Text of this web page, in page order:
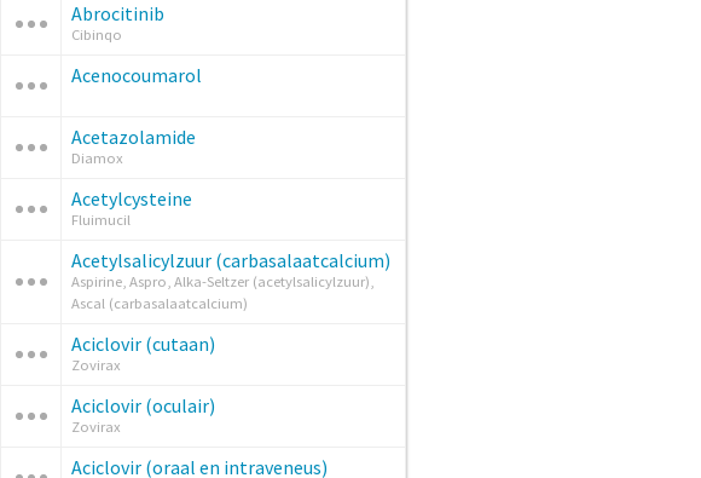
Abrocitinib
Cibinqo
Acenocoumarol
Acetazolamide
Diamox
Acetylcysteine
Fluimucil
Acetylsalicylzuur (carbasalaatcalcium)
Aspirine, Aspro, Alka-Seltzer (acetylsalicylzuur),
Ascal (carbasalaatcalcium)
Aciclovir (cutaan)
Zovirax
Aciclovir (oculair)
Zovirax
Aciclovir (oraal en intraveneus)